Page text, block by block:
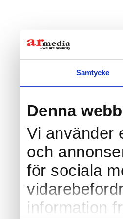
Samtycke
Denna
Vi använder
och
för sociala
information